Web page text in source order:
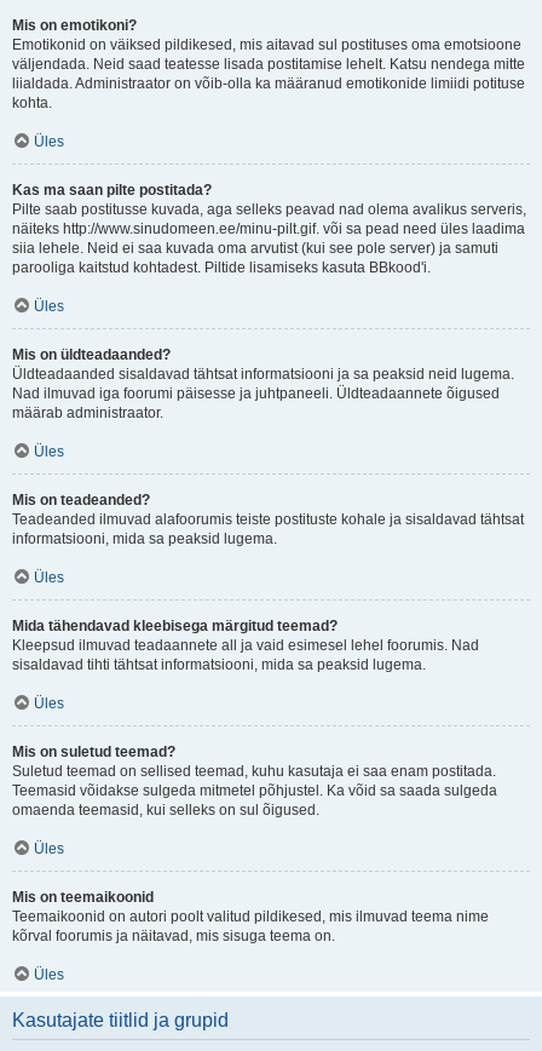
Mis on emotikoni?
Emotikonid on väiksed pildikesed, mis aitavad sul postituses oma emotsioone
väljendada. Neid saad teatesse lisada postitamise lehelt. Katsu nendega mitte
liialdada. Administraator on võib-olla ka määranud emotikonide limiidi potituse
kohta.
Üles
Kas ma saan pilte postitada?
Pilte saab postitusse kuvada, aga selleks peavad nad olema avalikus serveris,
näiteks http://www.sinudomeen.ee/minu-pilt.gif. või sa pead need üles laadima
siia lehele. Neid ei saa kuvada oma arvutist (kui see pole server) ja samuti
parooliga kaitstud kohtadest. Piltide lisamiseks kasuta BBkood'i.
Üles
Mis on üldteadaanded?
Üldteadaanded sisaldavad tähtsat informatsiooni ja sa peaksid neid lugema.
Nad ilmuvad iga foorumi päisesse ja juhtpaneeli. Üldteadaannete õigused
määrab administraator.
Üles
Mis on teadeanded?
Teadeanded ilmuvad alafoorumis teiste postituste kohale ja sisaldavad tähtsat
informatsiooni, mida sa peaksid lugema.
Üles
Mida tähendavad kleebisega märgitud teemad?
Kleepsud ilmuvad teadaannete all ja vaid esimesel lehel foorumis. Nad
sisaldavad tihti tähtsat informatsiooni, mida sa peaksid lugema.
Üles
Mis on suletud teemad?
Suletud teemad on sellised teemad, kuhu kasutaja ei saa enam postitada.
Teemasid võidakse sulgeda mitmetel põhjustel. Ka võid sa saada sulgeda
omaenda teemasid, kui selleks on sul õigused.
Üles
Mis on teemaikoonid
Teemaikoonid on autori poolt valitud pildikesed, mis ilmuvad teema nime
kõrval foorumis ja näitavad, mis sisuga teema on.
Üles
Kasutajate tiitlid ja grupid